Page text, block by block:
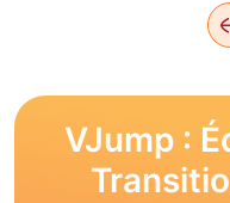
VJump :